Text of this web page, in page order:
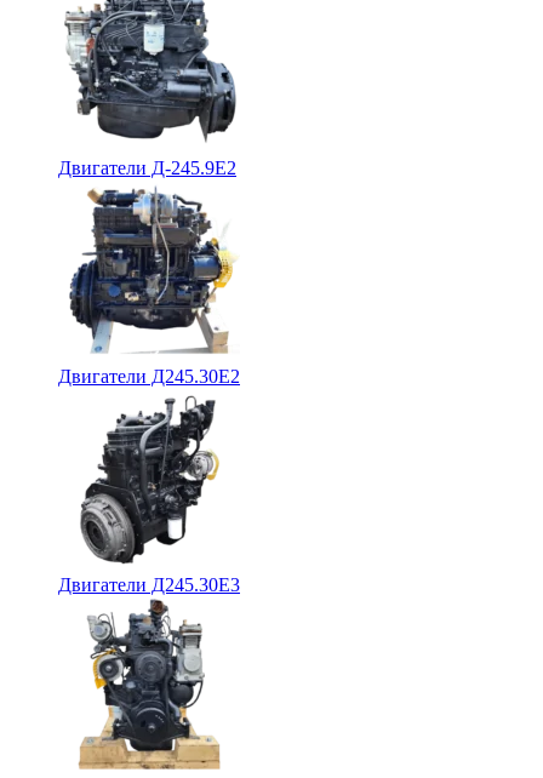
Двигатели Д-245.9Е2
Двигатели Д245.30Е2
Двигатели Д245.30Е3